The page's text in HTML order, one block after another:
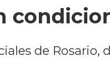
de